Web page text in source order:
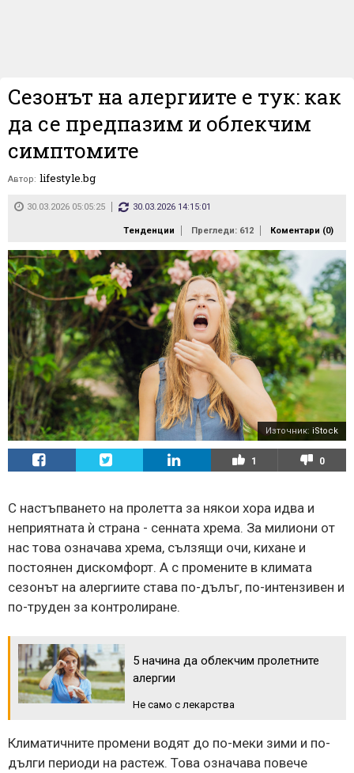
Сезонът на алергиите е тук: как
да се предпазим и облекчим
симптомите
Автор: lifestyle.bg
30.03.2026 05:05:25 30.03.2026 14:15:01
Тенденции Прегледи: 612 Коментари (0)
Източник: iStock
1 0
С настъпването на пролетта за някои хора идва и
неприятната ѝ страна - сенната хрема. За милиони от
нас това означава хрема, сълзящи очи, кихане и
постоянен дискомфорт. А с промените в климата
сезонът на алергиите става по-дълъг, по-интензивен и
по-труден за контролиране.
5 начина да облекчим пролетните
алергии
Не само с лекарства
Климатичните промени водят до по-меки зими и по-
дълги периоди на растеж. Това означава повече